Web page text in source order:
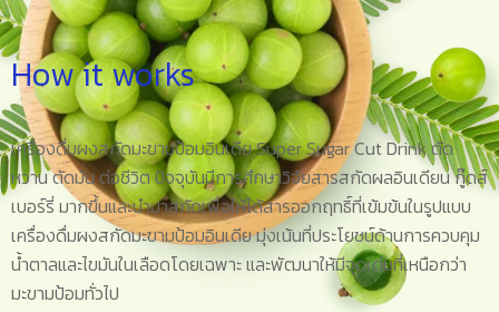
How it works
เครื่องดื่มผงสกัดมะขามป้อมอินเดีย Super Sugar Cut Drink ตัด
หวาน ตัดมัน ต่อชีวิต ปัจจุบันมีการศึกษาวิจัยสารสกัดผลอินเดียน กู๊ดส์
เบอร์รี่ มากขึ้นและนำมาสกัดเพื่อให้ได้สารออกฤทธิ์ที่เข้มข้นในรูปแบบ
เครื่องดื่มผงสกัดมะขามป้อมอินเดีย มุ่งเน้นที่ประโยชน์ด้านการควบคุม
น้ำตาลและไขมันในเลือดโดยเฉพาะ และพัฒนาให้มีจุดเด่นที่เหนือกว่า
มะขามป้อมทั่วไป